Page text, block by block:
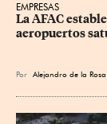
EMPRESAS
La AFAC
aeropuertos
Por Alejandro de la Rosa